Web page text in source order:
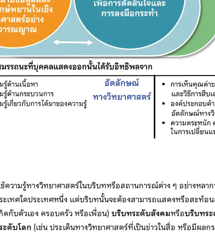
ความรู้ทางวิทยาศาสตร์ในบริบทหรือสถานการณ์ต่าง ๆ อย่างหลา
ทศใดประเทศหนึ่ง แต่บริบทนั้นจะต้องสามารถแสดงหรือสะท้อ
ดกับตัวเอง ครอบครัว หรือเพื่อน)บริบทระดับสังคมหรือบริบทร
ดับโลก (เช่น ประเด็นทางวิทยาศาสตร์ที่เป็นข่าวในสื่อ หรือมีผ